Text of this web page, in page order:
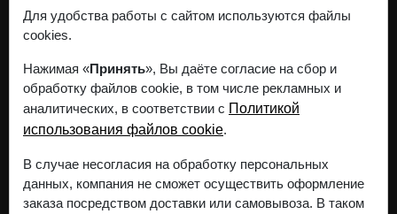
Для удобства работы с сайтом используются файлы
cookies.
Нажимая «Принять», Вы даёте согласие на сбор и
обработку файлов cookie, в том числе рекламных и
аналитических, в соответствии с Политикой
использования файлов cookie.
В случае несогласия на обработку персональных
данных, компания не сможет осуществить оформление
заказа посредством доставки или самовывоза. В таком
СЭНСЭЙ
43.99
В корзину